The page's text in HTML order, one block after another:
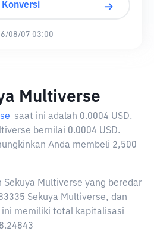
Konversi
08/07 03:00
Multiverse
saat ini adalah 0.0004 USD.
bernilai 0.0004 USD.
Anda membeli 2,500
Sekuya Multiverse yang beredar
Sekuya Multiverse, dan
ini memiliki total kapitalisasi